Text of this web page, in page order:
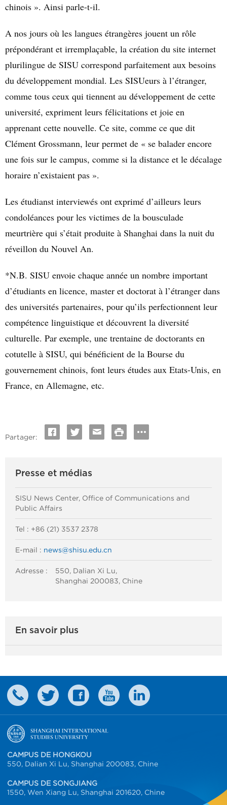
chinois ». Ainsi parle-t-il.
A nos jours où les langues étrangères jouent un rôle
prépondérant et irremplaçable, la création du site internet
plurilingue de SISU correspond parfaitement aux besoins
du développement mondial. Les SISUeurs à l’étranger,
comme tous ceux qui tiennent au développement de cette
université, expriment leurs félicitations et joie en
apprenant cette nouvelle. Ce site, comme ce que dit
Clément Grossmann, leur permet de « se balader encore
une fois sur le campus, comme si la distance et le décalage
horaire n’existaient pas ».
Les étudianst interviewés ont exprimé d’ailleurs leurs
condoléances pour les victimes de la bousculade
meurtrière qui s’était produite à Shanghai dans la nuit du
réveillon du Nouvel An.
*N.B. SISU envoie chaque année un nombre important
d’étudiants en licence, master et doctorat à l’étranger dans
des universités partenaires, pour qu’ils perfectionnent leur
compétence linguistique et découvrent la diversité
culturelle. Par exemple, une trentaine de doctorants en
cotutelle à SISU, qui bénéficient de la Bourse du
gouvernement chinois, font leurs études aux Etats-Unis, en
France, en Allemagne, etc.
Partager:
Presse et médias
SISU News Center, Office of Communications and
Public Affairs
Tel : +86 (21) 3537 2378
E-mail : news@shisu.edu.cn
Adresse :
550, Dalian Xi Lu,
Shanghai 200083, Chine
En savoir plus
CAMPUS DE HONGKOU
550, Dalian Xi Lu, Shanghai 200083, Chine
CAMPUS DE SONGJIANG
1550, Wen Xiang Lu, Shanghai 201620, Chine